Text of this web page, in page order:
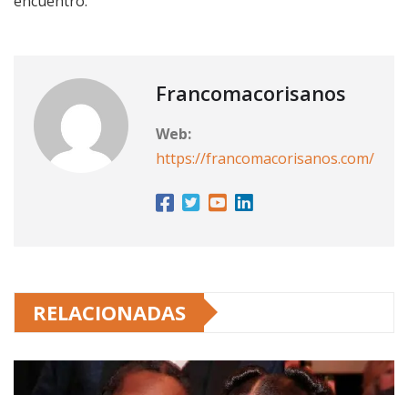
Francomacorisanos
Web:
https://francomacorisanos.com/
RELACIONADAS